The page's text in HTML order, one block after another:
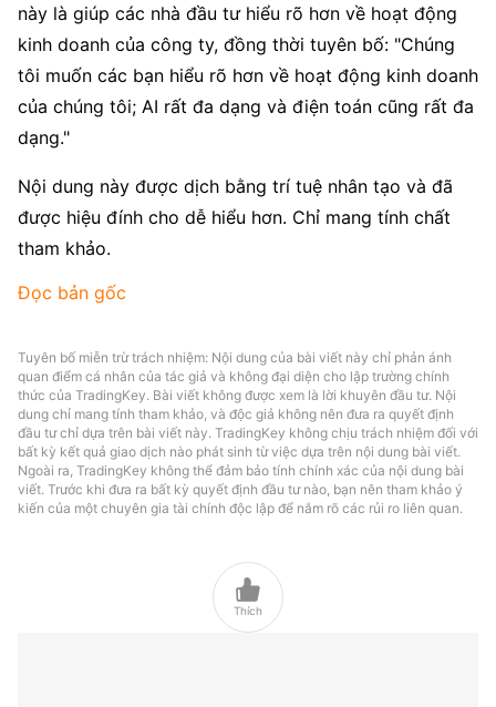
này là giúp các nhà đầu tư hiểu rõ hơn về hoạt động
kinh doanh của công ty, đồng thời tuyên bố: "Chúng
tôi muốn các bạn hiểu rõ hơn về hoạt động kinh doanh
của chúng tôi; AI rất đa dạng và điện toán cũng rất đa
dạng."
Nội dung này được dịch bằng trí tuệ nhân tạo và đã
được hiệu đính cho dễ hiểu hơn. Chỉ mang tính chất
tham khảo.
Đọc bản gốc
Tuyên bố miễn trừ trách nhiệm: Nội dung của bài viết này chỉ phản ánh
quan điểm cá nhân của tác giả và không đại diện cho lập trường chính
thức của TradingKey. Bài viết không được xem là lời khuyên đầu tư. Nội
dung chỉ mang tính tham khảo, và độc giả không nên đưa ra quyết định
đầu tư chỉ dựa trên bài viết này. TradingKey không chịu trách nhiệm đối với
bất kỳ kết quả giao dịch nào phát sinh từ việc dựa trên nội dung bài viết.
Ngoài ra, TradingKey không thể đảm bảo tính chính xác của nội dung bài
viết. Trước khi đưa ra bất kỳ quyết định đầu tư nào, bạn nên tham khảo ý
kiến của một chuyên gia tài chính độc lập để nắm rõ các rủi ro liên quan.

Thích